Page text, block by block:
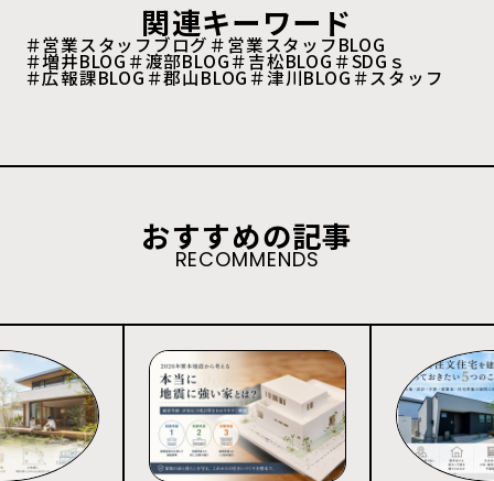
関連キーワード
＃営業スタッフブログ＃営業スタッフBLOG
＃増井BLOG＃渡部BLOG＃吉松BLOG＃SDGｓ
＃広報課BLOG＃郡山BLOG＃津川BLOG＃スタッフ
おすすめの記事
RECOMMENDS